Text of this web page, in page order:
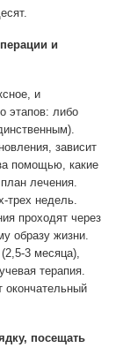
и
и
этапов: либо
зависит
помощью, какие
лечения.
трех недель.
проходят через
образу жизни.
3 месяца),
терапия.
окончательный
посещать